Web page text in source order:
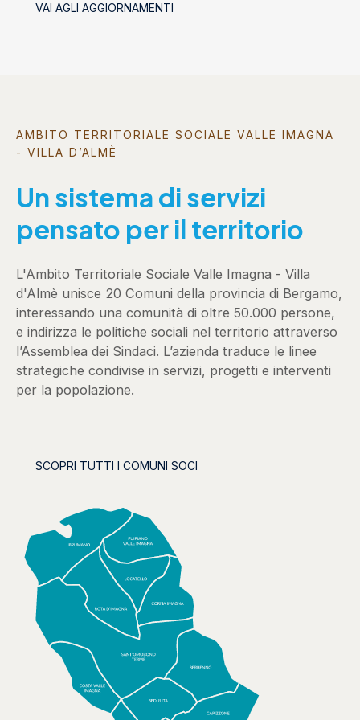
socializzanti (Centri estivi)
VAI AGLI AGGIORNAMENTI
AMBITO TERRITORIALE SOCIALE VALLE IMAGNA
- VILLA D’ALMÈ
Un sistema di servizi
pensato per il territorio
L'Ambito Territoriale Sociale Valle Imagna - Villa
d'Almè unisce 20 Comuni della provincia di Bergamo,
interessando una comunità di oltre 50.000 persone,
e indirizza le politiche sociali nel territorio attraverso
l’Assemblea dei Sindaci. L’azienda traduce le linee
strategiche condivise in servizi, progetti e interventi
per la popolazione.
SCOPRI TUTTI I COMUNI SOCI